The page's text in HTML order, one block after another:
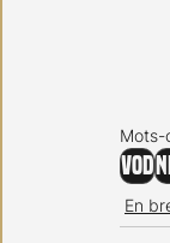
Mots-
VOD
En